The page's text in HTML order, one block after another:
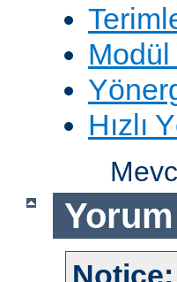
Hızlı
Yorum
Notice: